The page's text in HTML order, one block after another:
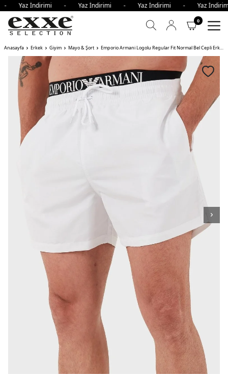
Yaz İndirimi - Yaz İndirimi - Yaz İndirimi - Yaz
0
Anasayfa Erkek Giyim Mayo & Şort Emporio Armani Logolu Regular Fit Normal Bel Cepli Erkek Mayo Short